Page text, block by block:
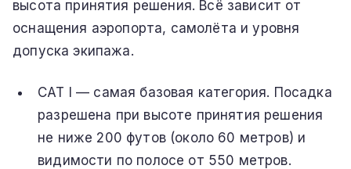
высота принятия решения. Всё зависит от
оснащения аэропорта, самолёта и уровня
допуска экипажа.
CAT I — самая базовая категория. Посадка
разрешена при высоте принятия решения
не ниже 200 футов (около 60 метров) и
видимости по полосе от 550 метров.